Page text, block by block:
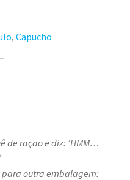
, Capucho
de ração e diz: ‘HMM…
para outra embalagem: